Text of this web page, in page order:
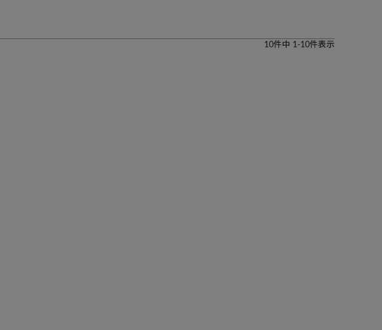
10件中 1 -10件表示